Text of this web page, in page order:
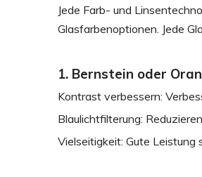
Jede Farb- und
Glasfarbenoptionen. Jede
1. Bernstein oder
Kontrast verbessern:
Blaulichtfilterung:
Vielseitigkeit: Gute Leistung